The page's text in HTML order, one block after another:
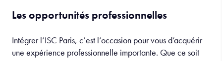
Les opportunités professionnelles
Intégrer l’ISC Paris, c’est l’occasion pour vous d’acquérir
une expérience professionnelle importante. Que ce soit